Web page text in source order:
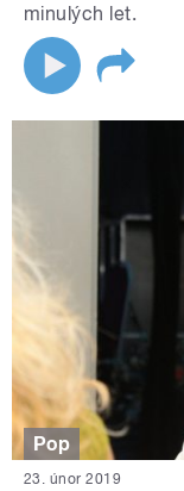
minulých let.
Pop
23. únor 2019